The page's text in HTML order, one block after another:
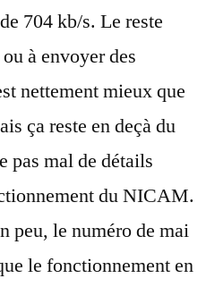
704 kb/s. Le reste
à envoyer des
nettement mieux que
ça reste en deçà du
pas mal de détails
du NICAM.
peu, le numéro de mai
le fonctionnement en